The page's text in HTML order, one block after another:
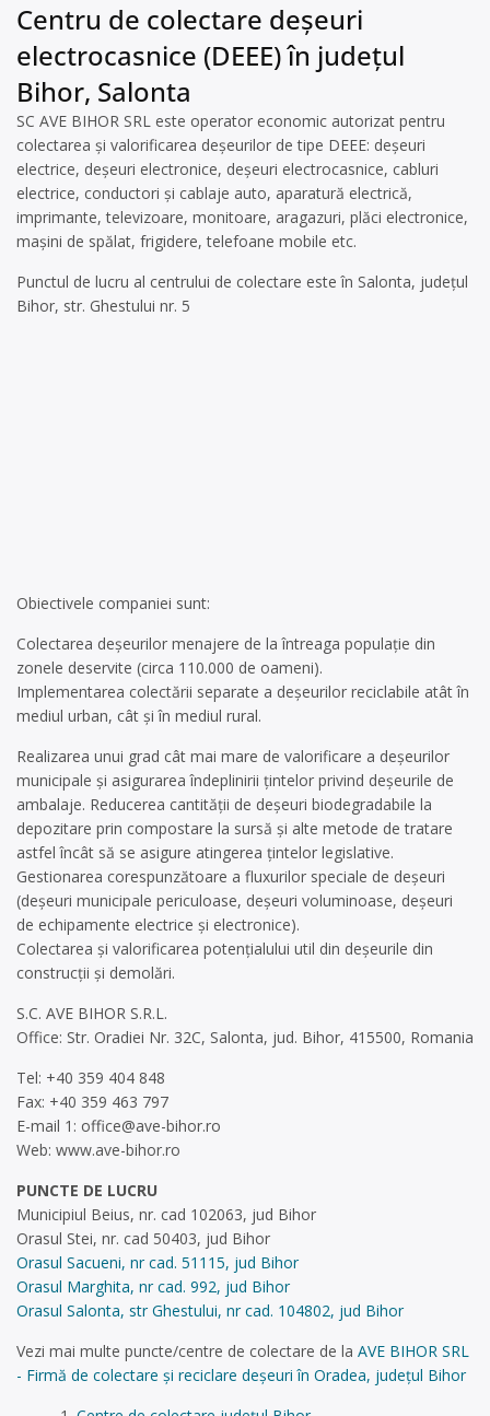
Centru de colectare deșeuri
electrocasnice (DEEE) în județul
Bihor, Salonta
SC AVE BIHOR SRL este operator economic autorizat pentru
colectarea și valorificarea deșeurilor de tipe DEEE: deșeuri
electrice, deșeuri electronice, deșeuri electrocasnice, cabluri
electrice, conductori și cablaje auto, aparatură electrică,
imprimante, televizoare, monitoare, aragazuri, plăci electronice,
mașini de spălat, frigidere, telefoane mobile etc.
Punctul de lucru al centrului de colectare este în Salonta, judeţul
Bihor, str. Ghestului nr. 5
Obiectivele companiei sunt:
Colectarea deşeurilor menajere de la întreaga populaţie din
zonele deservite (circa 110.000 de oameni).
Implementarea colectării separate a deşeurilor reciclabile atât în
mediul urban, cât şi în mediul rural.
Realizarea unui grad cât mai mare de valorificare a deşeurilor
municipale şi asigurarea îndeplinirii ţintelor privind deşeurile de
ambalaje. Reducerea cantităţii de deşeuri biodegradabile la
depozitare prin compostare la sursă şi alte metode de tratare
astfel încât să se asigure atingerea ţintelor legislative.
Gestionarea corespunzătoare a fluxurilor speciale de deşeuri
(deşeuri municipale periculoase, deşeuri voluminoase, deşeuri
de echipamente electrice şi electronice).
Colectarea şi valorificarea potențialului util din deşeurile din
construcţii şi demolări.
S.C. AVE BIHOR S.R.L.
Office: Str. Oradiei Nr. 32C, Salonta, jud. Bihor, 415500, Romania
Tel: +40 359 404 848
Fax: +40 359 463 797
E-mail 1: office@ave-bihor.ro
Web: www.ave-bihor.ro
PUNCTE DE LUCRU
Municipiul Beius, nr. cad 102063, jud Bihor
Orasul Stei, nr. cad 50403, jud Bihor
Orasul Sacueni, nr cad. 51115, jud Bihor
Orasul Marghita, nr cad. 992, jud Bihor
Orasul Salonta, str Ghestului, nr cad. 104802, jud Bihor
Vezi mai multe puncte/centre de colectare de la AVE BIHOR SRL
- Firmă de colectare și reciclare deșeuri în Oradea, județul Bihor